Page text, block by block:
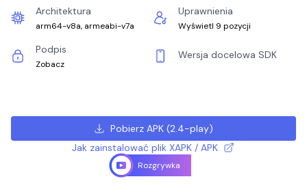
Architektura
arm64-v8a, armeabi-v7a
Uprawnienia
Wyświetl 9 pozycji
Podpis
Zobacz
Wersja docelowa SDK
Pobierz APK(2.4-play)
Jak zainstalować plik XAPK / APK
Rozgrywka